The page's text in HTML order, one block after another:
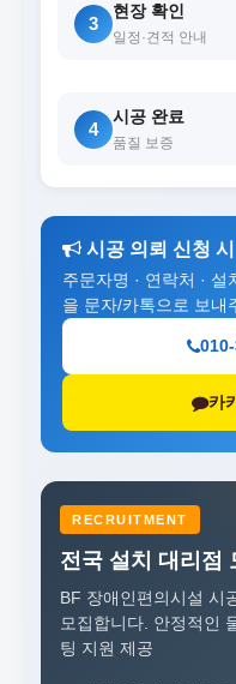
3
현장 확인
일정·견적 안내
4
시공 완료
품질 보증
시공 의뢰 신청
주문자명 · 연락처 · 설
을 문자/카톡으로 보내
카
RECRUITMENT
전국 설치 대리점
BF 장애인편의시설 시
모집합니다. 안정적인
팅 지원 제공